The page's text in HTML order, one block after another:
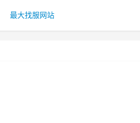
最大找服网站